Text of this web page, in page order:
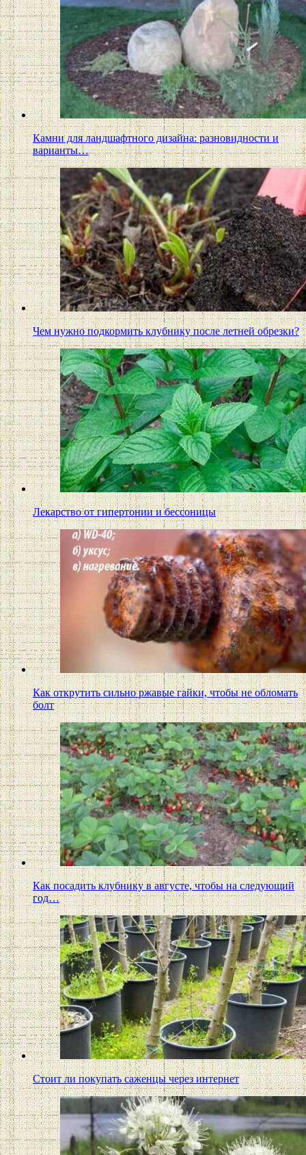
Камни для ландшафтного дизайна: разновидности и
варианты…
Чем нужно подкормить клубнику после летней обрезки?
Лекарство от гипертонии и бессоницы
Как открутить сильно ржавые гайки, чтобы не обломать
болт
Как посадить клубнику в августе, чтобы на следующий
год…
Стоит ли покупать саженцы через интернет